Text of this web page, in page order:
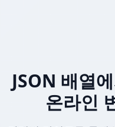
JSON 배열
온라인